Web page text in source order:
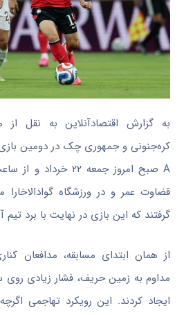
به گزارش اقتصادآنلاین به نقل از
قضاوت عمر و در ورزشگاه
گرفتند که این بازی در نهایت با برد
از همان ابتدای مسابقه، مدافعان
مداوم به زمین حریف، فشار زیادی
ایجاد کردند. این رویکرد تهاجمی